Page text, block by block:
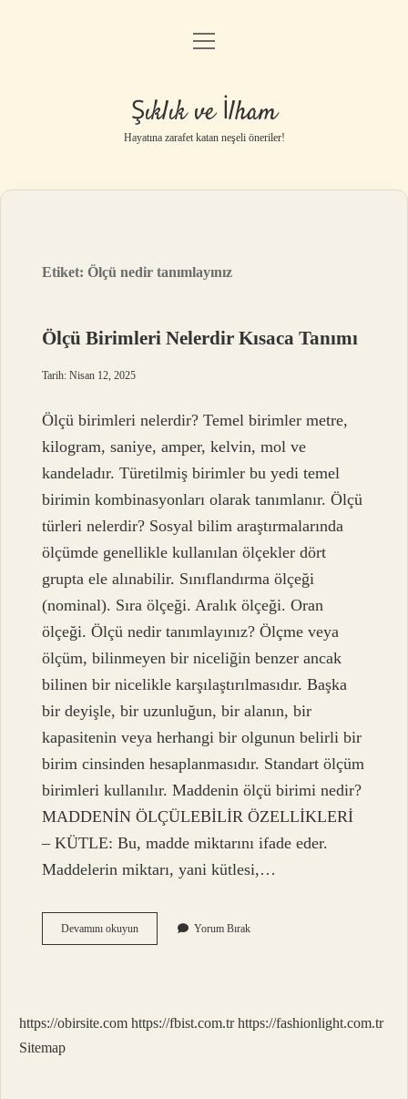
Anasayfa
Gizlilik Politikası
Yasal Uyarı
menüyü
Şıklık ve İlham
Hayatına zarafet katan neşeli öneriler!
Etiket:Ölçü nedir tanımlayınız
Ölçü Birimleri Nelerdir Kısaca Tanımı
Tarih: Nisan 12, 2025
Ölçü birimleri nelerdir? Temel birimler metre,
kilogram, saniye, amper, kelvin, mol ve
kandeladır. Türetilmiş birimler bu yedi temel
birimin kombinasyonları olarak tanımlanır. Ölçü
türleri nelerdir? Sosyal bilim araştırmalarında
ölçümde genellikle kullanılan ölçekler dört
grupta ele alınabilir. Sınıflandırma ölçeği
(nominal). Sıra ölçeği. Aralık ölçeği. Oran
ölçeği. Ölçü nedir tanımlayınız? Ölçme veya
ölçüm, bilinmeyen bir niceliğin benzer ancak
bilinen bir nicelikle karşılaştırılmasıdır. Başka
bir deyişle, bir uzunluğun, bir alanın, bir
kapasitenin veya herhangi bir olgunun belirli bir
birim cinsinden hesaplanmasıdır. Standart ölçüm
birimleri kullanılır. Maddenin ölçü birimi nedir?
MADDENİN ÖLÇÜLEBİLİR ÖZELLİKLERİ
– KÜTLE: Bu, madde miktarını ifade eder.
Maddelerin miktarı, yani kütlesi,…
Devamını okuyunÖlçü
Birimleri
Yorum Bırak
https://obirsite.com https://fbist.com.tr https://fashionlight.com.tr
Sitemap